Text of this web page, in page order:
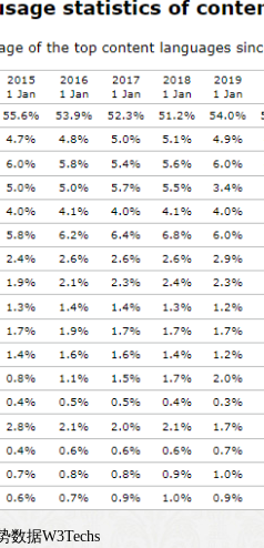
数据W3Techs